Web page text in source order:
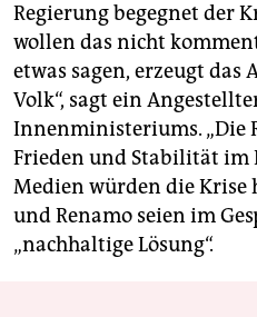
Regierung begegnet der
wollen das nicht
etwas sagen, erzeugt
Volk“, sagt ein
Innenministeriums. „Die
Frieden und Stabilität im
Medien würden die Krise
und Renamo seien im
„nachhaltige Lösung“.